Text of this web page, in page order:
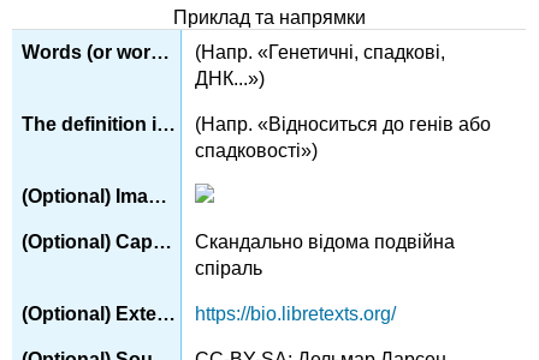
Приклад та напрямки
(Напр. «Генетичні, спадкові,
ДНК...»)
(Напр. «Відноситься до генів або
спадковості»)
Скандально відома подвійна
спіраль
https://bio.libretexts.org/